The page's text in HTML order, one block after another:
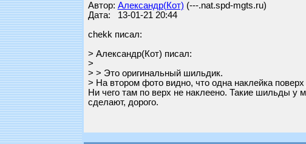
Автор: Александр(Кот) (---.nat.spd-mgts.ru)
Дата: 13-01-21 20:44
chekk писал:
> Александр(Кот) писал:
>
> > Это оригинальный шильдик.
> На втором фото видно, что одна наклейка поверх
Ни чего там по верх не наклеено. Такие шильды у
сделают, дорого.